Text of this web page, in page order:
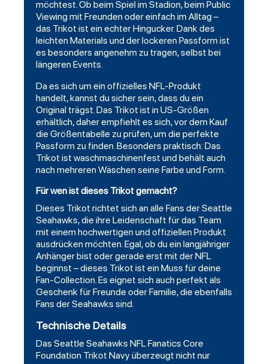
möchtest. Ob beim Spiel im Stadion, beim Public
Viewing mit Freunden oder einfach im Alltag –
das Trikot ist ein echter Hingucker. Dank des
leichten Materials und der lockeren Passform ist
es besonders angenehm zu tragen, selbst bei
längeren Events.
Da es sich um ein offizielles NFL-Produkt
handelt, kannst du sicher sein, dass du ein
Original trägst. Das Trikot ist in US-Größen
erhältlich, daher empfiehlt es sich, vor dem Kauf
die Größentabelle zu prüfen, um die perfekte
Passform zu finden. Besonders praktisch: Das
Trikot ist waschmaschinenfest und behält auch
nach mehreren Wäschen seine Farbe und Form.
Für wen ist dieses Trikot gemacht?
Dieses Trikot richtet sich an alle Fans der Seattle
Seahawks, die ihre Leidenschaft für das Team
mit einem hochwertigen und offiziellen Produkt
ausdrücken möchten. Egal, ob du ein langjähriger
Anhänger bist oder gerade erst mit der NFL
beginnst – dieses Trikot ist ein Muss für deine
Fan-Collection. Es eignet sich auch perfekt als
Geschenk für Freunde oder Familie, die ebenfalls
Fans der Seahawks sind.
Technische Details
Das Seattle Seahawks NFL Fanatics Core
Foundation Trikot Navy überzeugt nicht nur